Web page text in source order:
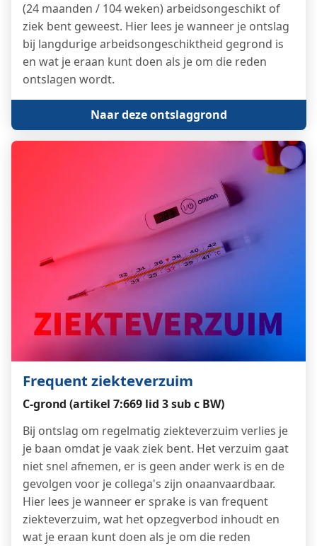
(24 maanden / 104 weken) arbeidsongeschikt of
ziek bent geweest. Hier lees je wanneer je ontslag
bij langdurige arbeidsongeschiktheid gegrond is
en wat je eraan kunt doen als je om die reden
ontslagen wordt.
Naar deze ontslaggrond
Frequent ziekteverzuim
C-grond (artikel 7:669 lid 3 sub c BW)
Bij ontslag om regelmatig ziekteverzuim verlies je
je baan omdat je vaak ziek bent. Het verzuim gaat
niet snel afnemen, er is geen ander werk is en de
gevolgen voor je collega's zijn onaanvaardbaar.
Hier lees je wanneer er sprake is van frequent
ziekteverzuim, wat het opzegverbod inhoudt en
wat je eraan kunt doen als je om die reden